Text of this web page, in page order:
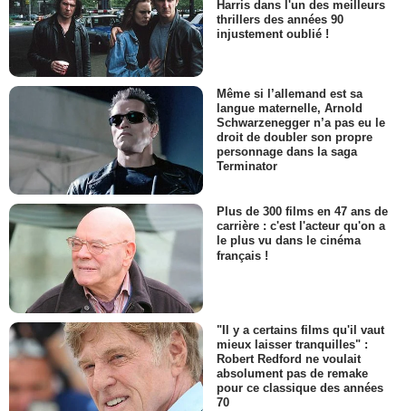
Harris dans l'un des meilleurs
thrillers des années 90
injustement oublié !
Même si l’allemand est sa
langue maternelle, Arnold
Schwarzenegger n’a pas eu le
droit de doubler son propre
personnage dans la saga
Terminator
Plus de 300 films en 47 ans de
carrière : c'est l'acteur qu'on a
le plus vu dans le cinéma
français !
"Il y a certains films qu'il vaut
mieux laisser tranquilles" :
Robert Redford ne voulait
absolument pas de remake
pour ce classique des années
70